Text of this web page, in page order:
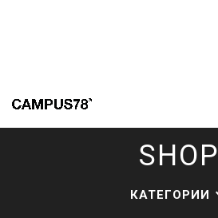
SHOP
КАТЕГОРИИ